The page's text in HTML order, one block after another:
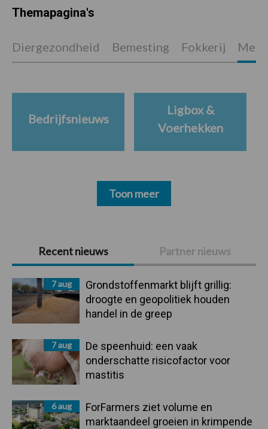
Primaire
Sidebar
Recent nieuws Partner nieuws
7 aug
Grondstoffenmarkt blijft grillig:
droogte en geopolitiek houden
handel in de greep
7 aug
De speenhuid: een vaak
onderschatte risicofactor voor
mastitis
6 aug
ForFarmers ziet volume en
marktaandeel groeien in krimpende
Themapagina's
Diergezondheid Bemesting Fokkerij
Bedrijfsnieuws
Ligbox &
Voerhekken
Toon meer